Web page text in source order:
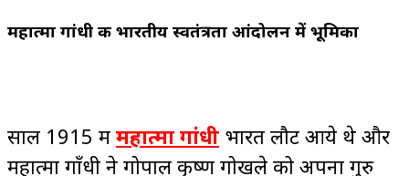
महात्मा गांधी की भारतीय स्वतंत्रता आंदोलन में भूमिका
साल 1915 में महात्मा गांधी भारत लौट आये थे और
महात्मा गाँधी ने गोपाल कृष्ण गोखले को अपना गुरु